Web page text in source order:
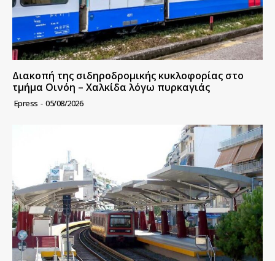
Διακοπή της σιδηροδρομικής κυκλοφορίας στο
τμήμα Οινόη – Χαλκίδα λόγω πυρκαγιάς
Epress - 05/08/2026